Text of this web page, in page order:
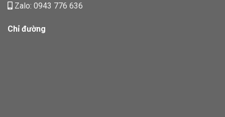
Zalo: 0943 776 636
Chỉ đường